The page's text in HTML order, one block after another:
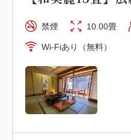
禁煙 10.00畳
Wi-Fiあり（無料）